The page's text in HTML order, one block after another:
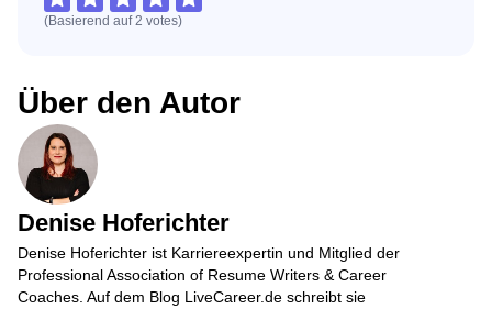
(Basierend auf2 votes)
Über den Autor
Denise Hoferichter
Denise Hoferichter ist Karriereexpertin und Mitglied der
Professional Association of Resume Writers & Career
Coaches. Auf dem Blog LiveCareer.de schreibt sie